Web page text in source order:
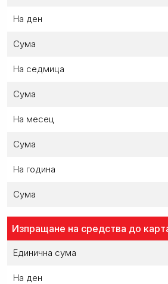
На ден
Сума
На седмица
Сума
На месец
Сума
На година
Сума
Изпращане на средства до
Единична сума
На ден